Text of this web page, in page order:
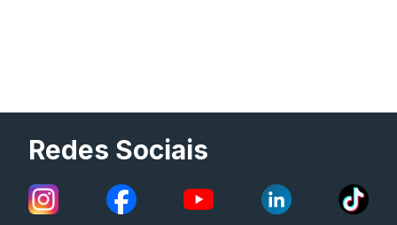
Redes Sociais